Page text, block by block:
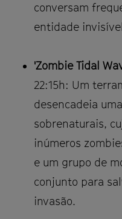
conversam
entidade
'Zombie Tidal
22:15h: Um
desencadeia
sobrenaturais,
inúmeros
e um grupo de
conjunto para
invasão.